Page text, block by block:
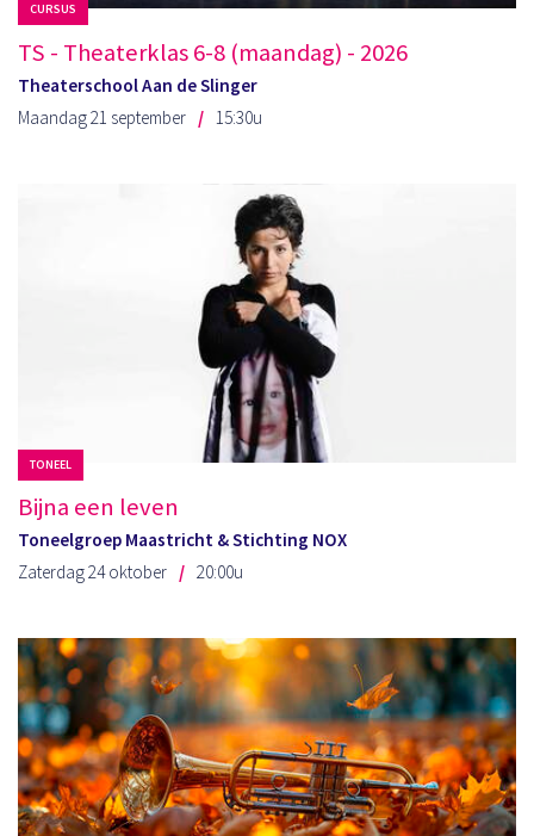
CURSUS
TS - Theaterklas 6-8 (maandag) - 2026
Theaterschool Aan de Slinger
Maandag 21 september
15:30u
TONEEL
Bijna een leven
Toneelgroep Maastricht & Stichting NOX
Zaterdag 24 oktober
20:00u